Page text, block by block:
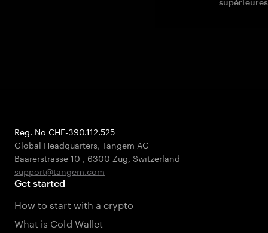
Reg. No CHE-390.112.525
Global Headquarters, Tangem AG
Baarerstrasse 10 , 6300 Zug, Switzerland
support@tangem.com
Get started
How to start with a crypto
What is Cold Wallet